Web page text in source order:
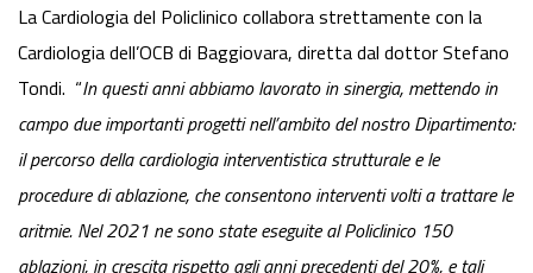
La Cardiologia del Policlinico collabora strettamente con la
Cardiologia dell’OCB di Baggiovara, diretta dal dottor Stefano
Tondi. “In questi anni abbiamo lavorato in sinergia, mettendo in
campo due importanti progetti nell’ambito del nostro Dipartimento:
il percorso della cardiologia interventistica strutturale e le
procedure di ablazione, che consentono interventi volti a trattare le
aritmie. Nel 2021 ne sono state eseguite al Policlinico 150
ablazioni, in crescita rispetto agli anni precedenti del 20%, e tali